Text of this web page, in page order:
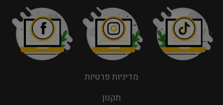
מדיניות פרטיות
תקנון